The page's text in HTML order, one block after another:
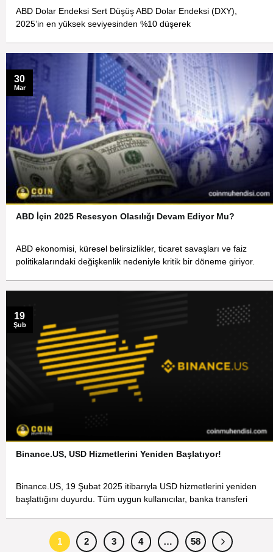
ABD Dolar Endeksi Sert Düşüş ABD Dolar Endeksi (DXY),
2025’in en yüksek seviyesinden %10 düşerek
ABD İçin 2025 Resesyon Olasılığı Devam Ediyor Mu?
ABD ekonomisi, küresel belirsizlikler, ticaret savaşları ve faiz
politikalarındaki değişkenlik nedeniyle kritik bir döneme giriyor.
30
Mar
Binance.US, USD Hizmetlerini Yeniden Başlatıyor!
Binance.US, 19 Şubat 2025 itibarıyla USD hizmetlerini yeniden
başlattığını duyurdu. Tüm uygun kullanıcılar, banka transferi
19
Şub
1 2 3 4 … 58